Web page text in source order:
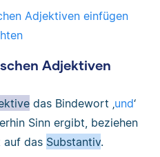
Adjektiven einfügen
Adjektiven
das Bindewort ‚ und‘
Sinn ergibt, beziehen
auf das Substantiv.